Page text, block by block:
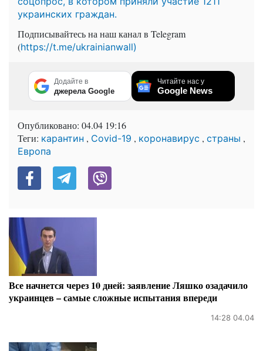
украинских граждан.
Подписывайтесь на наш канал в Telegram
(https://t.me/ukrainianwall)
Додайте в
джерела Google
Читайте нас у
Google News
Опубликовано: 04.04 19:16
Теги: карантин , Covid-19 , коронавирус , страны ,
Европа
Все начнется через 10 дней: заявление Ляшко озадачило
украинцев – самые сложные испытания впереди
14:28 04.04